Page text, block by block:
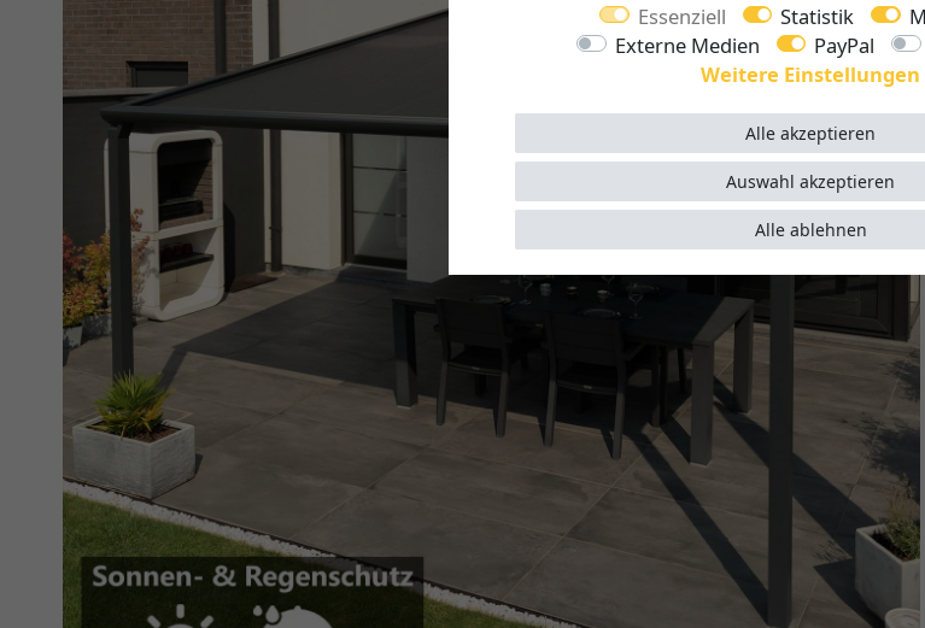
Essenziell
Statistik
Externe Medien
PayPal
Weitere Einstellungen
Alle akzeptieren
Alle ablehnen
Auswahl akzeptieren